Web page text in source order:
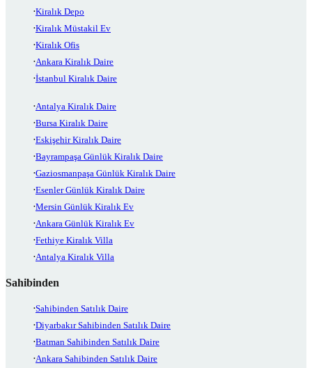
Kiralık Depo
Kiralık Müstakil Ev
Kiralık Ofis
Ankara Kiralık Daire
İstanbul Kiralık Daire
Antalya Kiralık Daire
Bursa Kiralık Daire
Eskişehir Kiralık Daire
Bayrampaşa Günlük Kiralık Daire
Gaziosmanpaşa Günlük Kiralık Daire
Esenler Günlük Kiralık Daire
Mersin Günlük Kiralık Ev
Ankara Günlük Kiralık Ev
Fethiye Kiralık Villa
Antalya Kiralık Villa
Sahibinden
Sahibinden Satılık Daire
Diyarbakır Sahibinden Satılık Daire
Batman Sahibinden Satılık Daire
Ankara Sahibinden Satılık Daire